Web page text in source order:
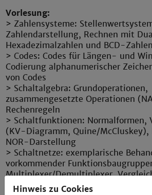
Vorlesung:
> Zahlensysteme:
Zahlendarstellung, Rechnen mit
Hexadezimalzahlen und BCD-Zahlen
> Codes: Codes für Längen- und
Codierung alphanumerischer
von Codes
> Schaltalgebra: Grundoperationen,
zusammengesetzte Operationen
Rechenregeln
> Schaltfunktionen: Normalformen,
(KV-Diagramm, Quine/
NOR-Darstellung
> Schaltnetze: exemplarische
vorkommender
Multiplexer/Demultiplexer,
Rechenschaltungen)
Hinweis zu Cookies